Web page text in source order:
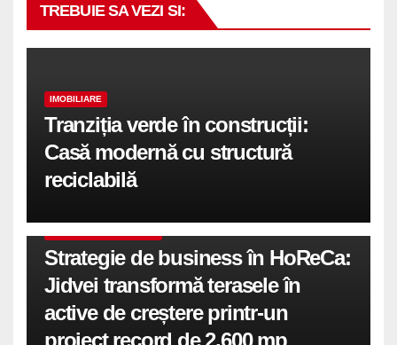
TREBUIE SA VEZI SI:
IMOBILIARE
Tranziția verde în construcții:
Casă modernă cu structură
reciclabilă
Strategie de business în HoReCa:
Jidvei transformă terasele în
active de creștere printr-un